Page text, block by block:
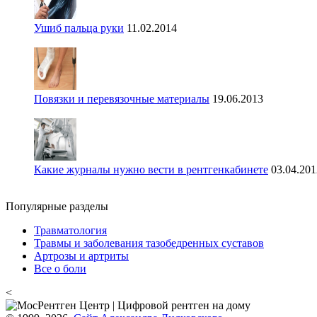
Ушиб пальца руки 11.02.2014
Повязки и перевязочные материалы 19.06.2013
Какие журналы нужно вести в рентгенкабинете
Популярные разделы
Травматология
Травмы и заболевания тазобедренных суставов
Артрозы и артриты
Все о боли
<